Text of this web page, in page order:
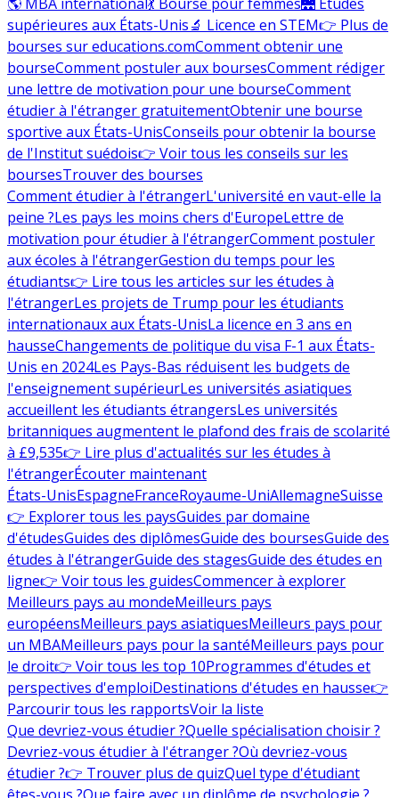
supérieures aux États-Unis🔬 Licence en STEM👉 Plus de
bourses sur educations.comComment obtenir une
bourseComment postuler aux boursesComment rédiger
une lettre de motivation pour une bourseComment
étudier à l'étranger gratuitementObtenir une bourse
sportive aux États-UnisConseils pour obtenir la bourse
de l'Institut suédois👉 Voir tous les conseils sur les
boursesTrouver des bourses
Comment étudier à l'étrangerL'université en vaut-elle la
peine ?Les pays les moins chers d'EuropeLettre de
motivation pour étudier à l'étrangerComment postuler
aux écoles à l'étrangerGestion du temps pour les
étudiants👉 Lire tous les articles sur les études à
l'étrangerLes projets de Trump pour les étudiants
internationaux aux États-UnisLa licence en 3 ans en
hausseChangements de politique du visa F-1 aux États-
Unis en 2024Les Pays-Bas réduisent les budgets de
l'enseignement supérieurLes universités asiatiques
accueillent les étudiants étrangersLes universités
britanniques augmentent le plafond des frais de scolarité
à £9,535👉 Lire plus d'actualités sur les études à
l'étrangerÉcouter maintenant
États-UnisEspagneFranceRoyaume-UniAllemagneSuisse
👉 Explorer tous les paysGuides par domaine
d'étudesGuides des diplômesGuide des boursesGuide des
études à l'étrangerGuide des stagesGuide des études en
ligne👉 Voir tous les guidesCommencer à explorer
Meilleurs pays au mondeMeilleurs pays
européensMeilleurs pays asiatiquesMeilleurs pays pour
un MBAMeilleurs pays pour la santéMeilleurs pays pour
le droit👉 Voir tous les top 10Programmes d'études et
perspectives d'emploiDestinations d'études en hausse👉
Parcourir tous les rapportsVoir la liste
Que devriez-vous étudier ?Quelle spécialisation choisir ?
Devriez-vous étudier à l'étranger ?Où devriez-vous
étudier ?👉 Trouver plus de quizQuel type d'étudiant